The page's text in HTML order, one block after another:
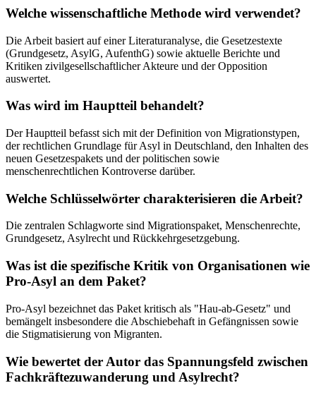
Welche wissenschaftliche Methode wird verwendet?
Die Arbeit basiert auf einer Literaturanalyse, die Gesetzestexte
(Grundgesetz, AsylG, AufenthG) sowie aktuelle Berichte und
Kritiken zivilgesellschaftlicher Akteure und der Opposition
auswertet.
Was wird im Hauptteil behandelt?
Der Hauptteil befasst sich mit der Definition von Migrationstypen,
der rechtlichen Grundlage für Asyl in Deutschland, den Inhalten des
neuen Gesetzespakets und der politischen sowie
menschenrechtlichen Kontroverse darüber.
Welche Schlüsselwörter charakterisieren die Arbeit?
Die zentralen Schlagworte sind Migrationspaket, Menschenrechte,
Grundgesetz, Asylrecht und Rückkehrgesetzgebung.
Was ist die spezifische Kritik von Organisationen wie
Pro-Asyl an dem Paket?
Pro-Asyl bezeichnet das Paket kritisch als "Hau-ab-Gesetz" und
bemängelt insbesondere die Abschiebehaft in Gefängnissen sowie
die Stigmatisierung von Migranten.
Wie bewertet der Autor das Spannungsfeld zwischen
Fachkräftezuwanderung und Asylrecht?